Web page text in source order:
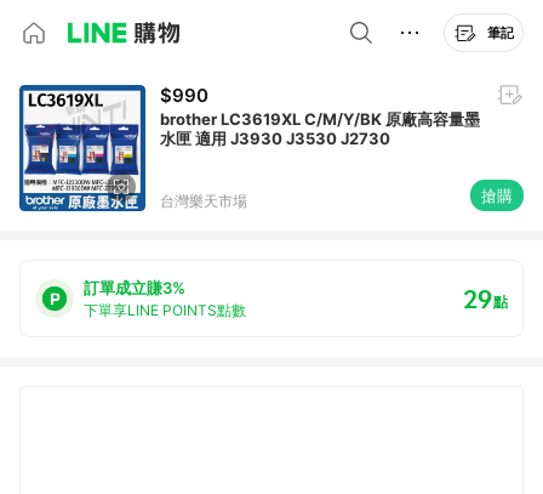
筆記
$990
brother LC3619XL C/M/Y/BK 原廠高容量墨
水匣 適用 J3930 J3530 J2730
台灣樂天市場 搶購
訂單成立賺3%
下單享LINE POINTS點數 29點